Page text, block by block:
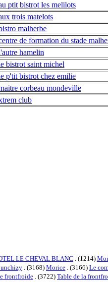
ptit bistrot les melilots
trois matelots
malherbe
de formation du stade
hamelin
bistrot saint michel
p'tit bistrot chez emilie
corbeau mondeville
club
LE CHEVAL BLANC . (1214)
. (3168) Morice . (3166) Le
frontfroide . (3722) Table de la